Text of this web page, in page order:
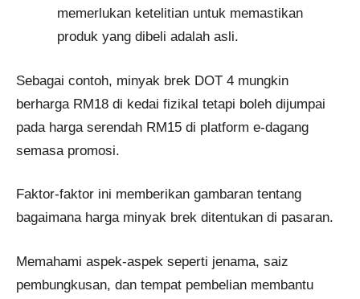
memerlukan ketelitian untuk memastikan
produk yang dibeli adalah asli.
Sebagai contoh, minyak brek DOT 4 mungkin
berharga RM18 di kedai fizikal tetapi boleh dijumpai
pada harga serendah RM15 di platform e-dagang
semasa promosi.
Faktor-faktor ini memberikan gambaran tentang
bagaimana harga minyak brek ditentukan di pasaran.
Memahami aspek-aspek seperti jenama, saiz
pembungkusan, dan tempat pembelian membantu